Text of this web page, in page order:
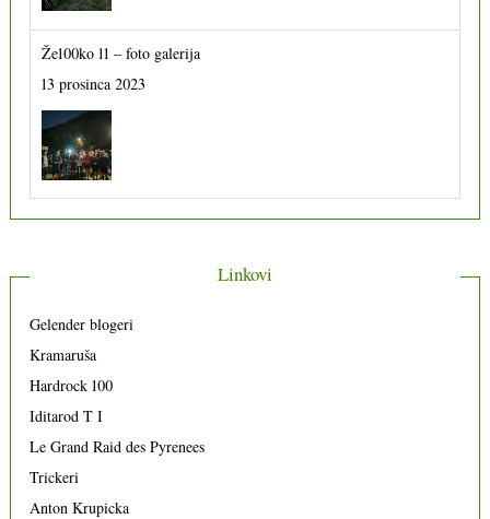
Že100ko 11 – foto galerija
13 prosinca 2023
Linkovi
Gelender blogeri
Kramaruša
Hardrock 100
Iditarod T I
Le Grand Raid des Pyrenees
Trickeri
Anton Krupicka